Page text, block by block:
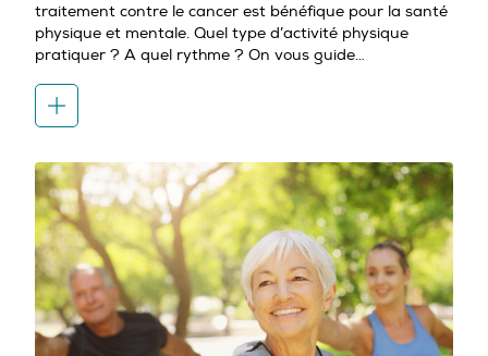
traitement contre le cancer est bénéfique pour la santé
physique et mentale. Quel type d’activité physique
pratiquer ? A quel rythme ? On vous guide…